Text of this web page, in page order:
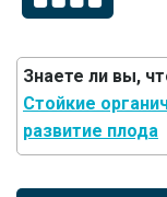
Знаете ли вы,
Стойкие
развитие плода